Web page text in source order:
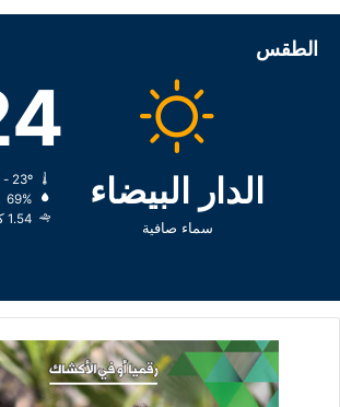
الطقس
الدار البيضاء
سماء صافية
69%
1.54 كيلومتر/ساعة